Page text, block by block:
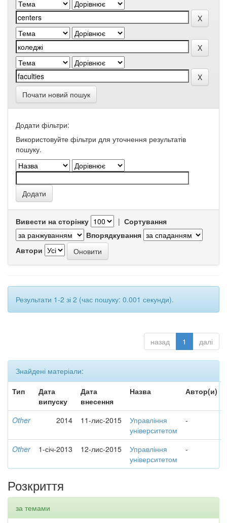
Почати новий пошук
Додати фільтри:
Використовуйте фільтри для уточнення результатів
пошуку.
Вивести на сторінку | Сортування
Впорядкування
Автори
Результати 1-2 зі 2 (час пошуку: 0.001 секунди).
назад 1 далі
Знайдені матеріали:
Тип
Дата
випуску
Дата
внесення
Назва Автор(и)
Other 2014 11-лис-2015
Управління
університетом
-
Other 1-січ-2013 12-лис-2015
Управління
університетом
-
Розкриття
за темами